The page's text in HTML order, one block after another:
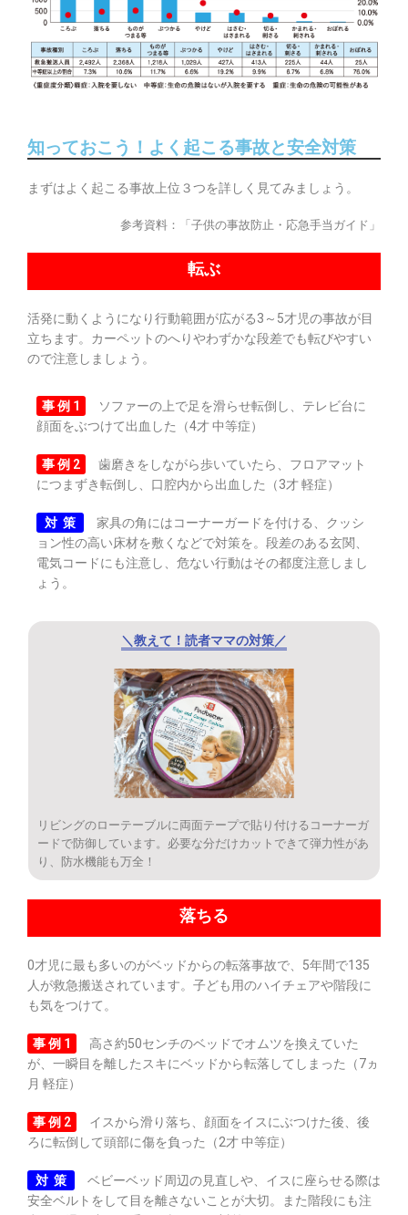
知っておこう！よく起こる事故と安全対策
まずはよく起こる事故上位３つを詳しく見てみましょう。
参考資料：「子供の事故防止・応急手当ガイド」
転ぶ
活発に動くようになり行動範囲が広がる3～5才児の事故が目
立ちます。カーペットのへりやわずかな段差でも転びやすい
ので注意しましょう。
事 例 1
ソファーの上で足を滑らせ転倒し、テレビ台に
顔面をぶつけて出血した（4才 中等症）
事 例 2
歯磨きをしながら歩いていたら、フロアマット
につまずき転倒し、口腔内から出血した（3才 軽症）
対 策
家具の角にはコーナーガードを付ける、クッシ
ョン性の高い床材を敷くなどで対策を。段差のある玄関、
電気コードにも注意し、危ない行動はその都度注意しまし
ょう。
＼教えて！読者ママの対策／
リビングのローテーブルに両面テープで貼り付けるコーナーガ
ードで防御しています。必要な分だけカットできて弾力性があ
り、防水機能も万全！
落ちる
0才児に最も多いのがベッドからの転落事故で、5年間で135
人が救急搬送されています。子ども用のハイチェアや階段に
も気をつけて。
事 例 1
高さ約50センチのベッドでオムツを換えていた
が、一瞬目を離したスキにベッドから転落してしまった（7ヵ
月 軽症）
事 例 2
イスから滑り落ち、顔面をイスにぶつけた後、後
ろに転倒して頭部に傷を負った（2才 中等症）
対 策
ベビーベッド周辺の見直しや、イスに座らせる際は
安全ベルトをして目を離さないことが大切。また階段にも注